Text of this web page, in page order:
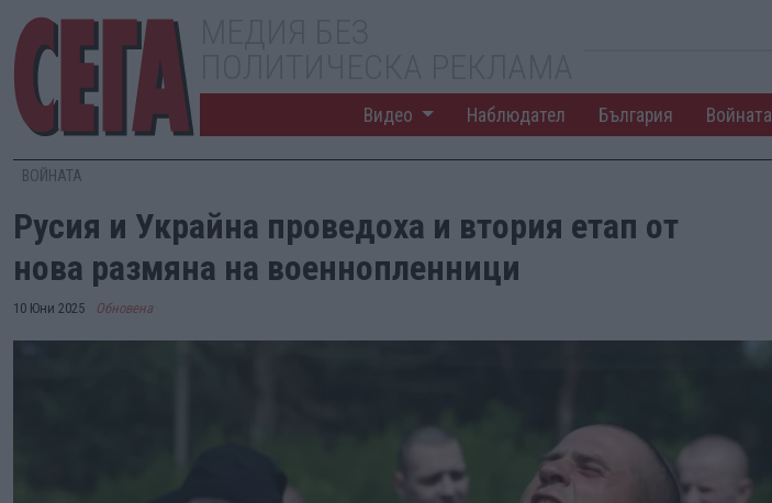
Видео Наблюдател България Войната
ВОЙНАТА
Русия и Украйна проведоха и втория етап от
нова размяна на военнопленници
10 Юни 2025 Обновена